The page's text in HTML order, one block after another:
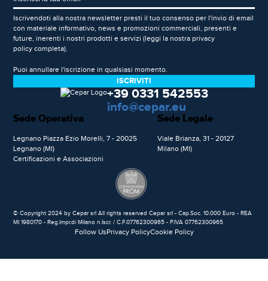
Iscrivendoti alla nostra newsletter presti il tuo consenso per l'invio di email
con materiale informativo, news e promozioni commerciali, presenti e
future, inerenti i nostri prodotti e servizi (leggi la nostra privacy
policy completa).
Puoi annullare l'iscrizione in qualsiasi momento.
+39 0331 542553
info@cepar.eu
Sede Operativa
Legnano Piazza Ezio Morelli, 7 - 20025
Legnano (MI)
Sede Legale
Viale Brianza, 31 - 20127
Milano (MI)
Certificazioni e Associazioni
© Copyright 2024 by Cepar srl All rights reserved Cepar srl - Cap.Soc. 10.000 Euro - REA
MI 1980170 - Reg.Impr.di Milano n.Iscr. / C.F.07762300965 - P.IVA 07762300965
Follow UsPrivacy PolicyCookie Policy